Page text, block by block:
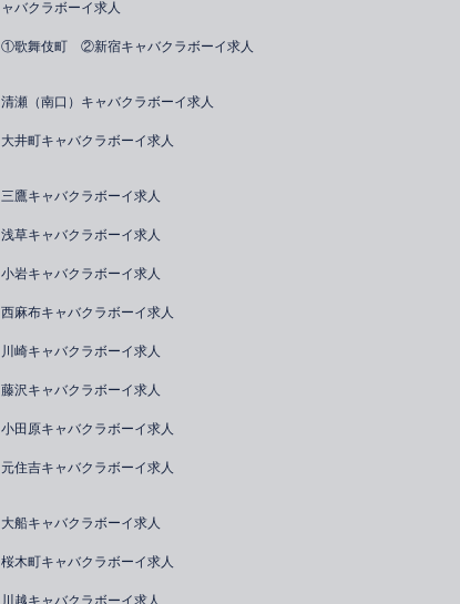
ャバクラボーイ求人
①歌舞伎町 ②新宿キャバクラボーイ求人
清瀬（南口）キャバクラボーイ求人
大井町キャバクラボーイ求人
三鷹キャバクラボーイ求人
浅草キャバクラボーイ求人
小岩キャバクラボーイ求人
西麻布キャバクラボーイ求人
川崎キャバクラボーイ求人
藤沢キャバクラボーイ求人
小田原キャバクラボーイ求人
元住吉キャバクラボーイ求人
大船キャバクラボーイ求人
桜木町キャバクラボーイ求人
川越キャバクラボーイ求人